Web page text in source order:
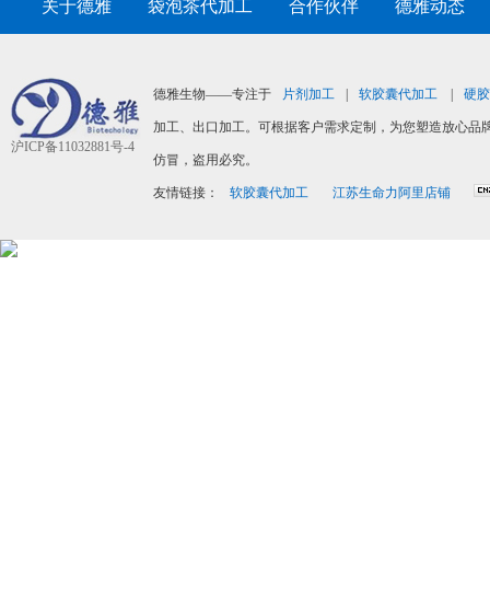
关于德雅 袋泡茶代加工 合作伙伴 德雅动态
沪ICP备11032881号-4
德雅生物——专注于 片剂加工 软胶囊代加工 硬
加工、出口加工。可根据客户需求定制，为您塑造放心
仿冒，盗用必究。
友情链接： 软胶囊代加工 江苏生命力阿里店铺